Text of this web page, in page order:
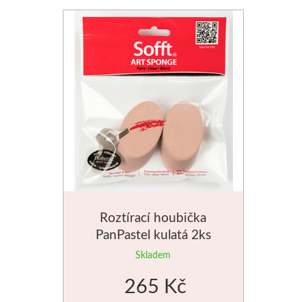
Roztírací houbička
PanPastel kulatá 2ks
Skladem
265 Kč